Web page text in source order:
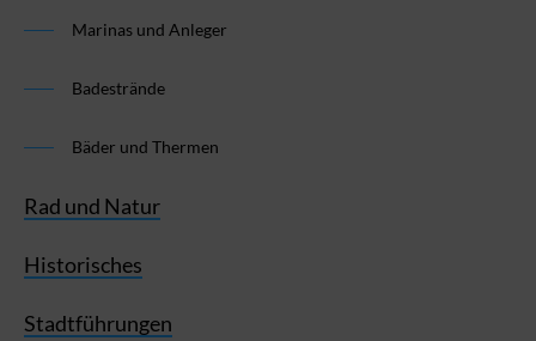
Marinas und Anleger
Badestrände
Bäder und Thermen
Rad und Natur
Historisches
Stadtführungen